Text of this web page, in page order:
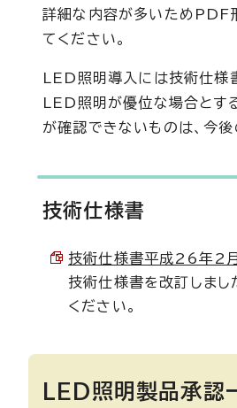
詳細な内容が多いためPDF
てください。
LED照明導入には技術仕様
LED照明が優位な場合とす
が確認できないものは、今
技術仕様書
技術仕様書平成26年2
技術仕様書を改訂しまし
ください。
LED照明製品承認